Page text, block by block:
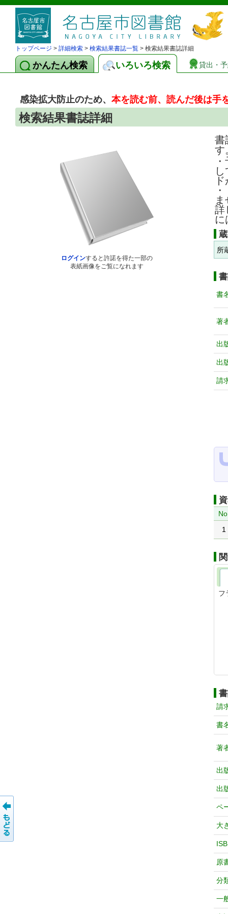
トップページ > 詳細検索 > 検索結果書誌一覧 > 検索結果書誌詳細
かんたん検索 いろいろ検索 貸出・
感染拡大防止のため、本を読む前、読んだ後は手
検索結果書誌詳細
ログインすると許諾を得た一部の
表紙画像をご覧になれます
書
す
詳
に
所
書
著
出
出
請
1
フ
請
書
著
出
出
ペ
大
原
分
一